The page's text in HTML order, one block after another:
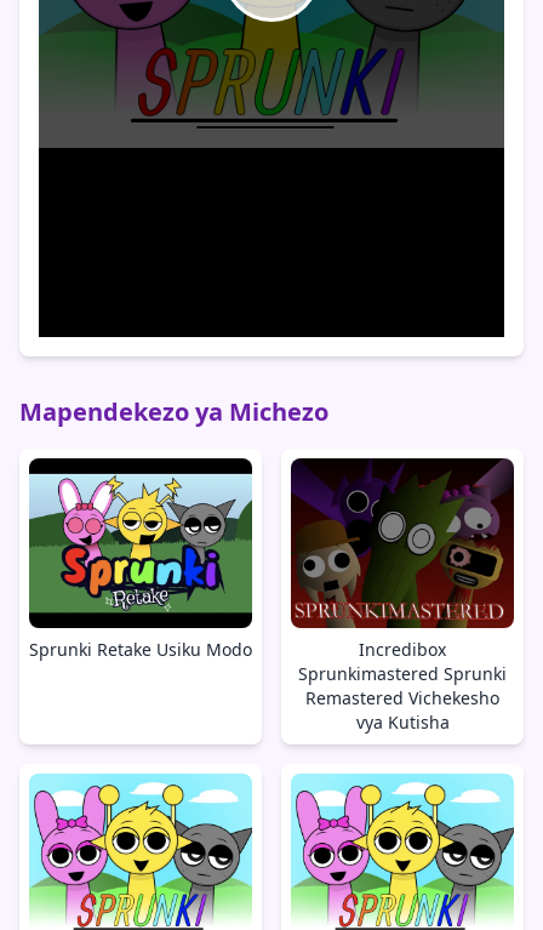
Mapendekezo ya Michezo
Sprunki Retake Usiku Modo
Incredibox
Sprunkimastered Sprunki
Remastered Vichekesho
vya Kutisha